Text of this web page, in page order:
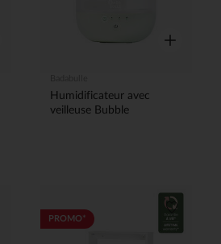
rapide Aperçu
Humidificateur avec
veilleuse Bubble
de souhaits
PROMO* Liste de